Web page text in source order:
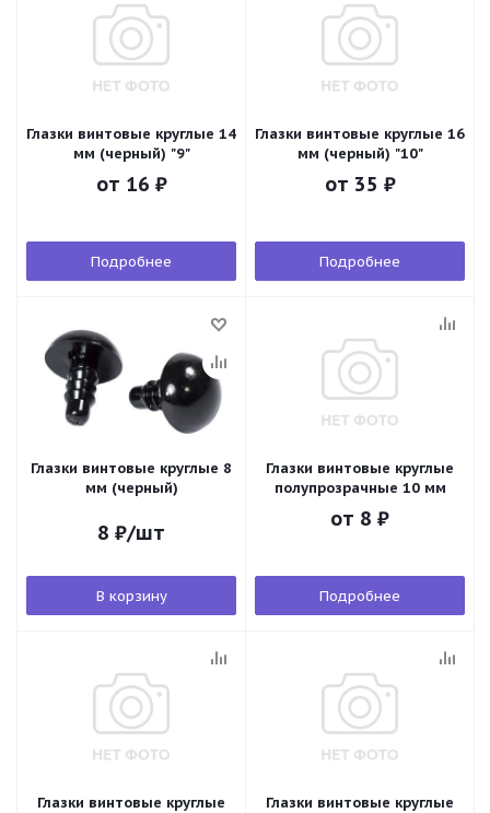
Глазки винтовые круглые 14
мм (черный) "9"
от 16 ₽
Подробнее
Глазки винтовые круглые 16
мм (черный) "10"
от 35 ₽
Подробнее
Глазки винтовые круглые 8
мм (черный)
8 ₽/шт
В корзину
Глазки винтовые круглые
полупрозрачные 10 мм
от 8 ₽
Подробнее
Глазки винтовые круглые
Глазки винтовые круглые